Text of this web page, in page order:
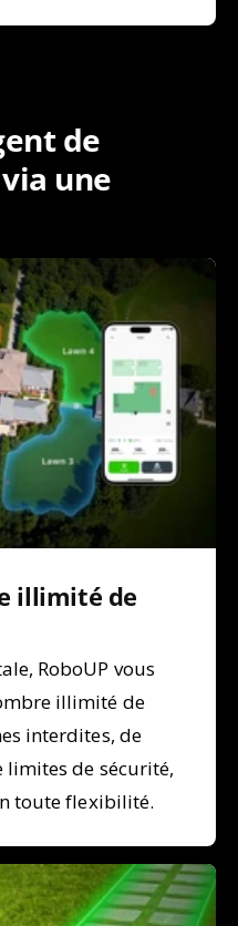
de
une
illimité de
RoboUP vous
illimité de
interdites, de
limites de sécurité,
toute flexibilité.